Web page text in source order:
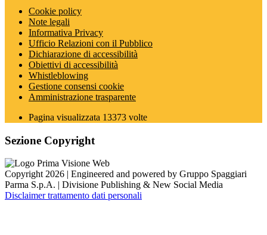
Cookie policy
Note legali
Informativa Privacy
Ufficio Relazioni con il Pubblico
Dichiarazione di accessibilità
Obiettivi di accessibilità
Whistleblowing
Gestione consensi cookie
Amministrazione trasparente
Pagina visualizzata 13373 volte
Sezione Copyright
Copyright 2026 | Engineered and powered by Gruppo Spaggiari
Parma S.p.A. | Divisione Publishing & New Social Media
Disclaimer trattamento dati personali